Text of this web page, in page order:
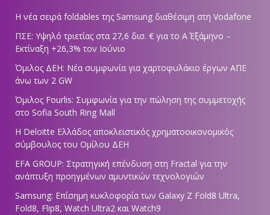
Η νέα σειρά foldables της Samsung διαθέσιμη στη Vodafone
ΠΣΕ: Υψηλό τριετίας στα 27,6 δισ. € για το Α΄ Εξάμηνο –
Εκτίναξη +26,3% τον Ιούνιο
Όμιλος ΔΕΗ: Νέα συμφωνία για χαρτοφυλάκιο έργων ΑΠΕ
άνω των 2 GW
Όμιλος Fourlis: Συμφωνία για την πώληση της συμμετοχής
στο Sofia South Ring Mall
Η Deloitte Ελλάδος αποκλειστικός χρηματοοικονομικός
σύμβουλος του Ομίλου ΔΕΗ
EFA GROUP: Στρατηγική επένδυση στη Fractal για την
ανάπτυξη προηγμένων αμυντικών τεχνολογιών
Samsung: Επίσημη κυκλοφορία των Galaxy Z Fold8 Ultra,
Fold8, Flip8, Watch Ultra2 και Watch9